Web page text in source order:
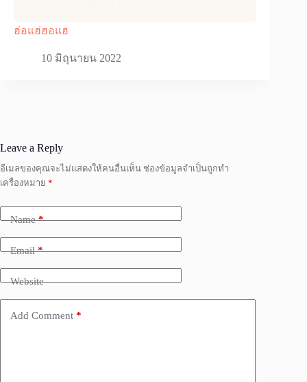
ฮ่อแฮ่ฮอแฮ
10 มิถุนายน 2022
Leave a Reply
อีเมลของคุณจะไม่แสดงให้คนอื่นเห็น ช่องข้อมูลจำเป็นถูกทำ
เครื่องหมาย *
Name*
Email*
Website
Add Comment *